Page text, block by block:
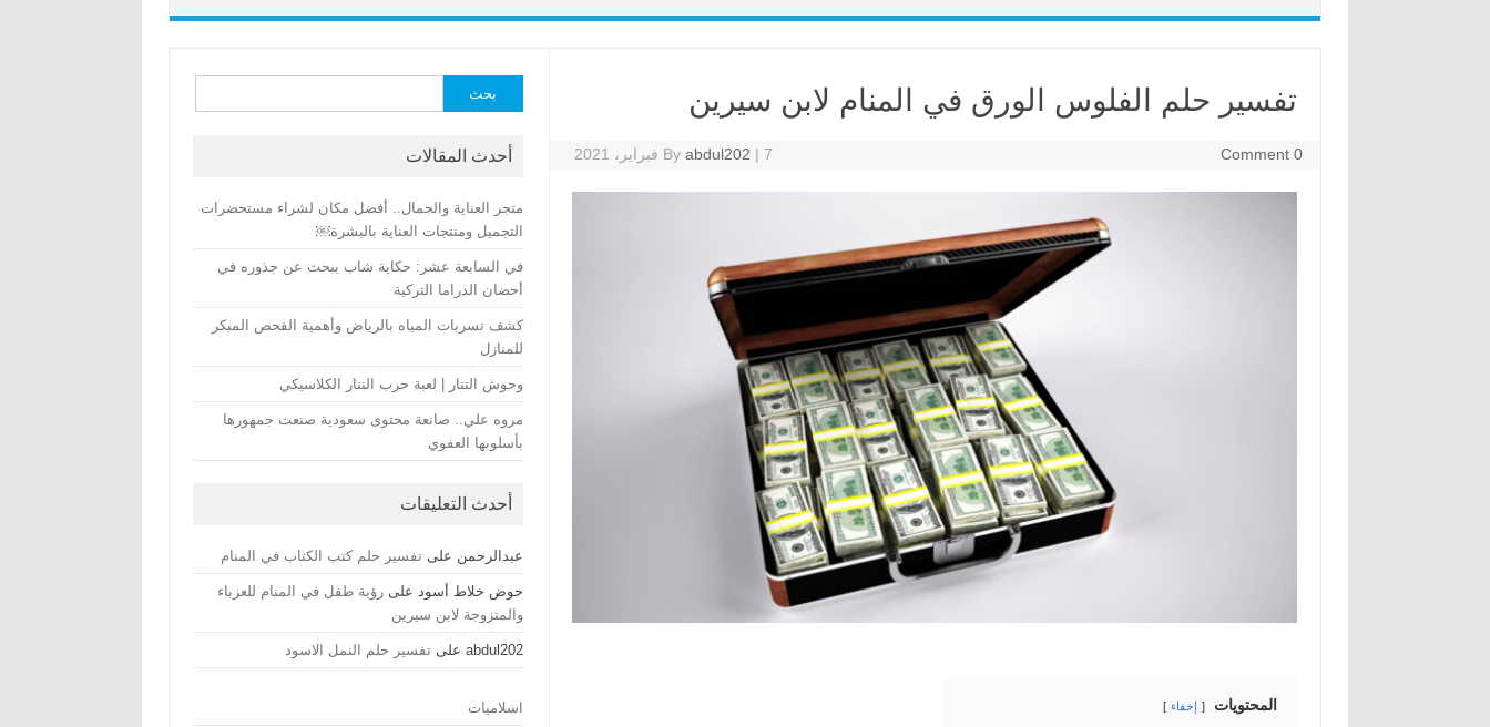
تفسير حلم الفلوس الورق في المنام لابن سيرين
By abdul202 | 7 فبراير، 2021 0 Comment
المحتويات إخفاء
عن:
أحدث المقالات
متجر العناية والجمال.. أفضل مكان لشراء مستحضرات
التجميل ومنتجات العناية بالبشرة￼
في السابعة عشر: حكاية شاب يبحث عن جذوره في
أحضان الدراما التركية
كشف تسربات المياه بالرياض وأهمية الفحص المبكر
للمنازل
وحوش التتار | لعبة حرب التتار الكلاسيكي
مروه علي.. صانعة محتوى سعودية صنعت جمهورها
بأسلوبها العفوي
أحدث التعليقات
عبدالرحمن على تفسير حلم كتب الكتاب في المنام
حوض خلاط أسود علىرؤية طفل في المنام للعزباء
والمتزوجة لابن سيرين
abdul202 على تفسير حلم النمل الاسود
اسلاميات